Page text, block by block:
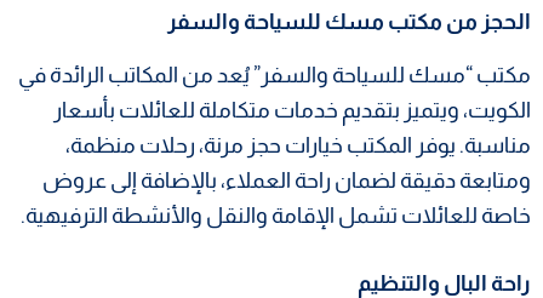
الحجز من مكتب مسك للسياحة والسفر
مكتب “مسك للسياحة والسفر” يُعد من المكاتب الرائدة في
الكويت، ويتميز بتقديم خدمات متكاملة للعائلات بأسعار
مناسبة. يوفر المكتب خيارات حجز مرنة، رحلات منظمة،
ومتابعة دقيقة لضمان راحة العملاء، بالإضافة إلى عروض
خاصة للعائلات تشمل الإقامة والنقل والأنشطة الترفيهية.
راحة البال والتنظيم